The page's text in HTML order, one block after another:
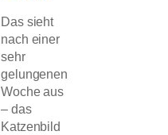
Das sieht
nach einer
sehr
gelungenen
Woche aus
– das
Katzenbild